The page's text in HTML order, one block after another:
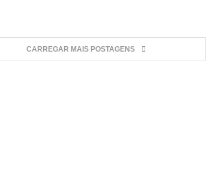
CARREGAR MAIS POSTAGENS